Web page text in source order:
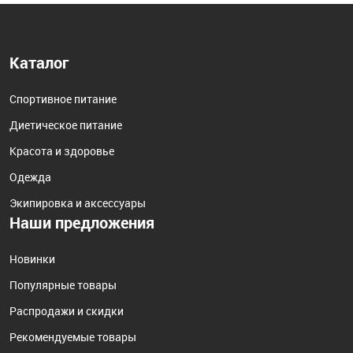
Каталог
Спортивное питание
Диетическое питание
Красота и здоровье
Одежда
Экипировка и аксессуары
Наши предложения
Новинки
Популярные товары
Распродажи и скидки
Рекомендуемые товары